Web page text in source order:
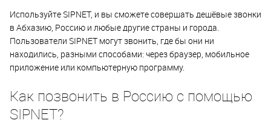
Используйте SIPNET, и вы сможете совершать дешёвые звонки
в Абхазию, Россию и любые другие страны и города.
Пользователи SIPNET могут звонить, где бы они ни
находились, разными способами: через браузер, мобильное
приложение или компьютерную программу.
Как позвонить в Россию с помощью
SIPNET?